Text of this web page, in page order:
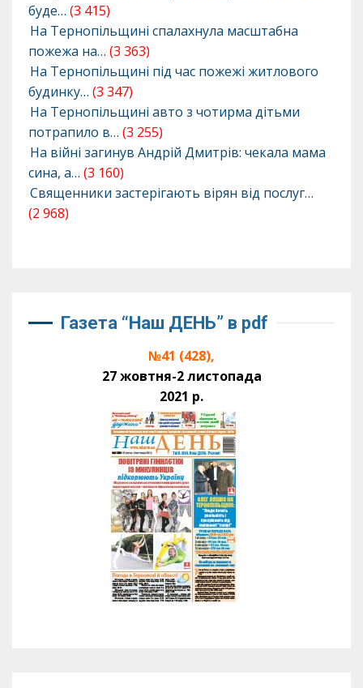
буде… (3 415)
На Тернопільщині спалахнула масштабна
пожежа на… (3 363)
На Тернопільщині під час пожежі житлового
будинку… (3 347)
На Тернопільщині авто з чотирма дітьми
потрапило в… (3 255)
На війні загинув Андрій Дмитрів: чекала мама
сина, а… (3 160)
Священники застерігають вірян від послуг…
(2 968)
Газета “Наш ДЕНЬ” в pdf
№41 (428),
27 жовтня-2 листопада
2021 р.